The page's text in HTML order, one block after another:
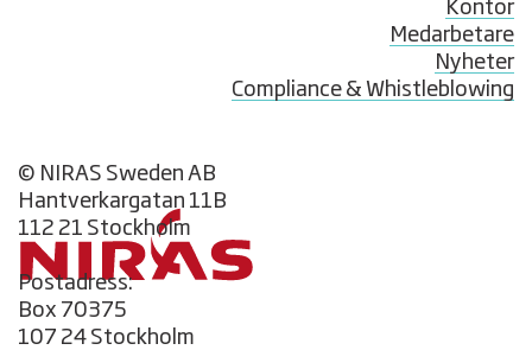
© NIRAS Sweden AB
Hantverkargatan 11B
112 21 Stockholm
Postadress:
Box 70375
107 24 Stockholm
Kontor
Medarbetare
Nyheter
Compliance & Whistleblowing